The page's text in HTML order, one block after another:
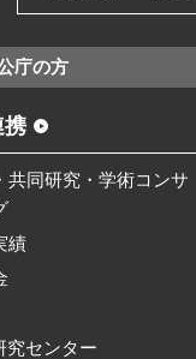
庁の方
携
共同研究・学術コンサ
績
究センター